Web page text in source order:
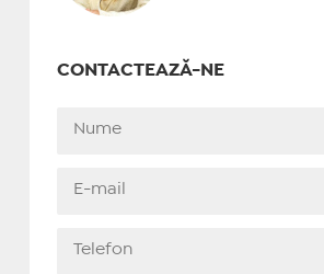
CONTACTEAZĂ-NE